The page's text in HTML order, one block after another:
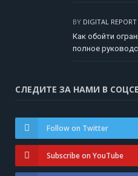
BY DIGITAL REPORT
Как обойти
полное
СЛЕДИТЕ ЗА НАМИ В
Follow on Twitter
Subscribe on YouTube